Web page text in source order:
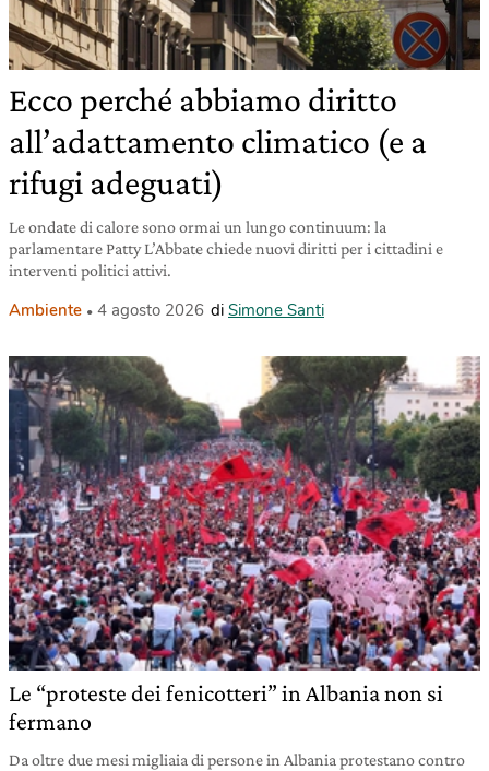
Ecco perché abbiamo diritto
all’adattamento climatico (e a
rifugi adeguati)
Le ondate di calore sono ormai un lungo continuum: la
parlamentare Patty L’Abbate chiede nuovi diritti per i cittadini e
interventi politici attivi.
Ambiente 4 agosto 2026 di Simone Santi
Le “proteste dei fenicotteri” in Albania non si
fermano
Da oltre due mesi migliaia di persone in Albania protestano contro